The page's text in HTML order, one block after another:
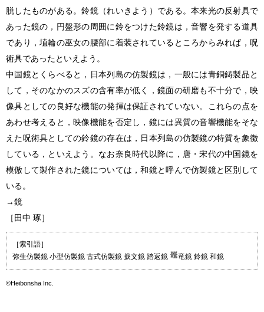
脱したものがある。鈴鏡（れいきよう）である。本来光の反射具で
あった鏡の，円盤形の周囲に鈴をつけた鈴鏡は，音響を発する道具
であり，埴輪の巫女の腰部に着装されているところからみれば，呪
術具であったといえよう。
中国鏡とくらべると，日本列島の仿製鏡は，一般には青銅鋳製品と
して，そのなかのスズの含有率が低く，鏡面の研磨も不十分で，映
像具としての良好な機能の発揮は保証されていない。これらの点を
あわせ考えると，映像機能を否定し，鏡には異質の音響機能をそな
えた呪術具としての鈴鏡の存在は，日本列島の仿製鏡の特質を象徴
している，といえよう。なお奈良時代以降に，唐・宋代の中国鏡を
模倣して製作された鏡については，和鏡と呼んで仿製鏡と区別して
いる。
→鏡
［田中 琢］
［索引語］
弥生仿製鏡 小型仿製鏡 古式仿製鏡 捩文鏡 踏返鏡
竜鏡 鈴鏡 和鏡
©Heibonsha Inc.